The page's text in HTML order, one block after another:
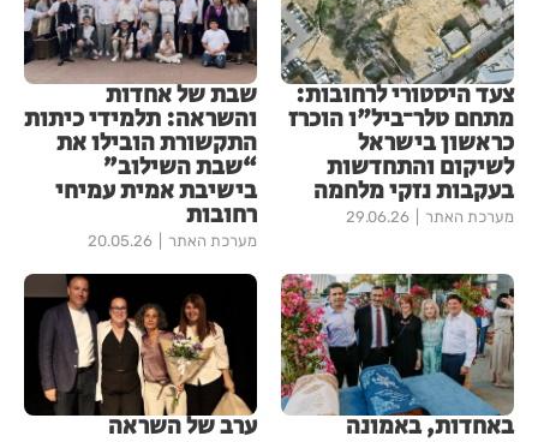
צעד היסטורי לרחובות:
מתחם טלר־ביל"ו הוכרז
כראשון בישראל
לשיקום והתחדשות
בעקבות נזקי מלחמה
מערכת האתר 29.06.26
שבת של אחדות
והשראה: תלמידי כיתות
התקשורת הובילו את
“שבת השילוב”
בישיבת אמית עמיחי
רחובות
מערכת האתר 20.05.26
באחדות, באמונה ערב של השראה